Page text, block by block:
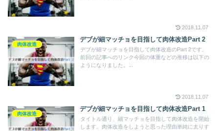
2018.11.07
肉体改造
デブが細マッチョを目指して肉体改造Part 2
デブが細マッチョを目指して肉体改造のPart 2です。
前回の記事へのリンク今回の体重などの推移は以下の
ようになりました。...
2018.11.07
肉体改造
デブが細マッチョを目指して肉体改造Part 1
タイトル通り、細マッチョを目指して肉体改造を開始
します。肉体改造をしようと思った理由単純に太りす